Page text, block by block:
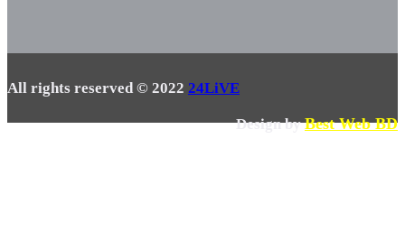
All rights reserved © 2022 24LiVE
Design byBest Web BD